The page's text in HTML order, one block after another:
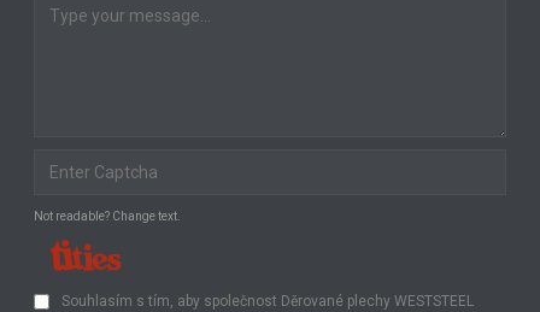
Not readable? Change text.
Souhlasím s tím, aby společnost Děrované plechy WESTSTEEL